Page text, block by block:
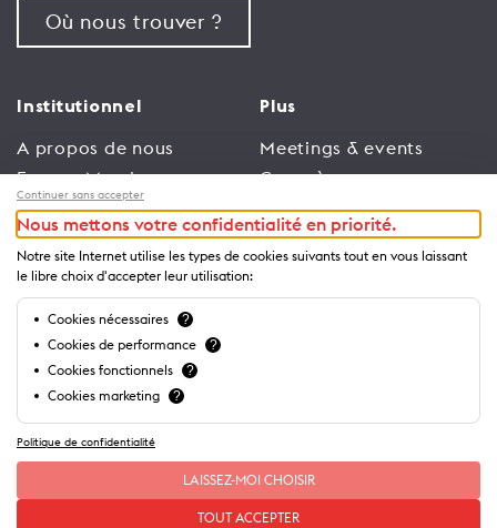
Où nous trouver ?
Institutionnel
A propos de nous
Espace Membres
Emploi
Conditions générales
d’utilisation
Politique de
confidentialité
Plus
Meetings & events
Congrès
Trade
Espace Médias
Annonceurs
Brochures et guides
Continuer sans accepter
Nous mettons votre confidentialité en priorité.
Notre site Internet utilise les types de cookies suivants tout en vous laissant
le libre choix d'accepter leur utilisation:
Cookies nécessaires ?
Cookies de performance ?
Cookies fonctionnels ?
Cookies marketing ?
Politique de confidentialité
LAISSEZ-MOI CHOISIR
TOUT ACCEPTER